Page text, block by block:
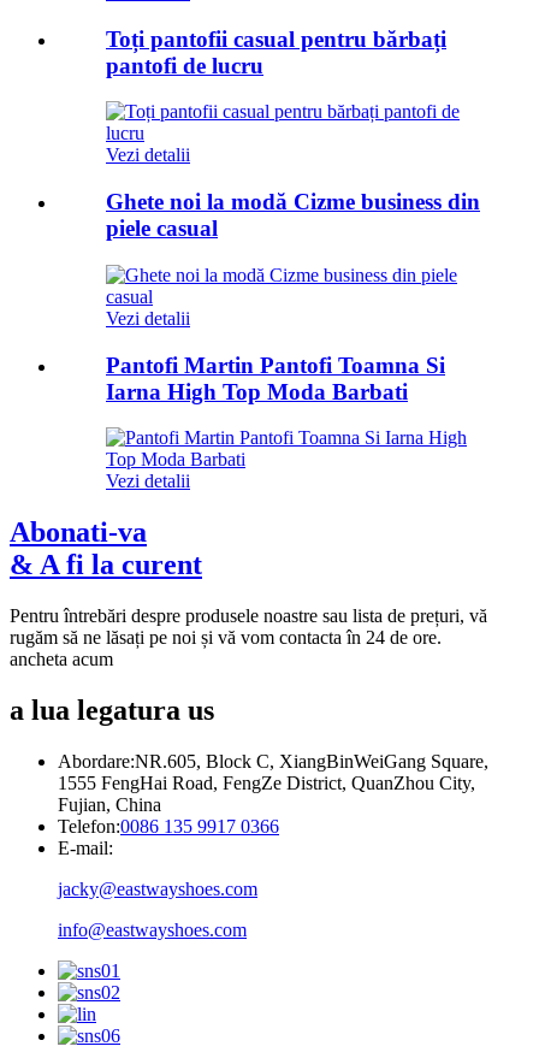
Toți pantofii casual pentru bărbați
pantofi de lucru
Vezi detalii
Ghete noi la modă Cizme business din
piele casual
Vezi detalii
Pantofi Martin Pantofi Toamna Si
Iarna High Top Moda Barbati
Vezi detalii
Abonati-va
& A fi la curent
Pentru întrebări despre produsele noastre sau lista de prețuri, vă
rugăm să ne lăsați pe noi și vă vom contacta în 24 de ore.
ancheta acum
a lua legatura us
Abordare:NR.605, Block C, XiangBinWeiGang Square,
1555 FengHai Road, FengZe District, QuanZhou City,
Fujian, China
Telefon:0086 135 9917 0366
E-mail:
jacky@eastwayshoes.com
info@eastwayshoes.com